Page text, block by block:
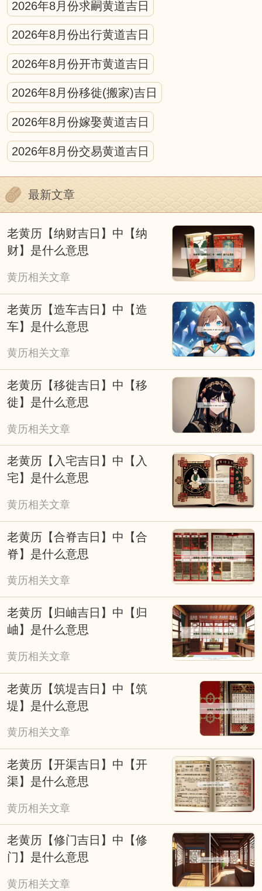
景，是宜忌判断的核心。冲煞信息需避开与核
心参与人生肖、活动方位的冲突。
使用黄历需遵循“事为先、俗为纲、合己
身”原则：先明确活动性质，筛选宜办事项的日
期，避开冲煞与强凶标注，再结合现实时间、
天气等因素调整。
黄历的宜忌的标注需结合具体场景解读，不
庭院改造等重大工程，日常家居小修缮无需严
格遵循；“忌婚嫁”则主要避开与新人相冲、神
煞不利的日子，若遇特殊情况，可结合民俗祈
福仪式灵活调整。
我们应理性看待择吉黄历，它是传统文化的
传承。它既承载着古人顺应自然、趋吉避凶的
生活理念，也融入了不同时代的民俗特色，成
为连接传统与当下的文化纽带。无论是过去还
是现在，人们使用黄历的本质，都是对美好生
活的期许，而非单纯依赖吉凶标注的盲目跟
风。无需盲目依赖，可将其作为参考，结合科
学规划与积极心态，兼顾传统民俗与现代生活
节奏，让择吉成为美好期许的寄托，而非行动
的桎梏。
2026年8月份求嗣黄道吉日
2026年8月份出行黄道吉日
2026年8月份开市黄道吉日
2026年8月份移徙(搬家)吉日
2026年8月份嫁娶黄道吉日
2026年8月份交易黄道吉日
最新文章
老黄历【纳财吉日】中【纳
财】是什么意思
黄历相关文章
老黄历【造车吉日】中【造
车】是什么意思
黄历相关文章
老黄历【移徙吉日】中【移
徙】是什么意思
黄历相关文章
老黄历【入宅吉日】中【入
宅】是什么意思
黄历相关文章
老黄历【合脊吉日】中【合
脊】是什么意思
黄历相关文章
老黄历【归岫吉日】中【归
岫】是什么意思
黄历相关文章
老黄历【筑堤吉日】中【筑
堤】是什么意思
黄历相关文章
老黄历【开渠吉日】中【开
渠】是什么意思
黄历相关文章
老黄历【修门吉日】中【修
门】是什么意思
黄历相关文章